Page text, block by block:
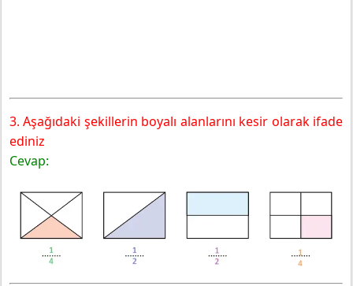
3. Aşağıdaki şekillerin boyalı alanlarını kesir olarak ifade
ediniz
Cevap: